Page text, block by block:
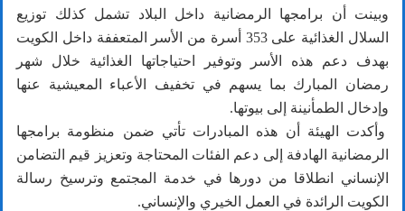
وبينت أن برامجها الرمضانية داخل البلاد تشمل كذلك توزيع
السلال الغذائية على 353 أسرة من الأسر المتعففة داخل الكويت
بهدف دعم هذه الأسر وتوفير احتياجاتها الغذائية خلال شهر
رمضان المبارك بما يسهم في تخفيف الأعباء المعيشية عنها
وإدخال الطمأنينة إلى بيوتها.
وأكدت الهيئة أن هذه المبادرات تأتي ضمن منظومة برامجها
الرمضانية الهادفة إلى دعم الفئات المحتاجة وتعزيز قيم التضامن
الإنساني انطلاقا من دورها في خدمة المجتمع وترسيخ رسالة
الكويت الرائدة في العمل الخيري والإنساني.